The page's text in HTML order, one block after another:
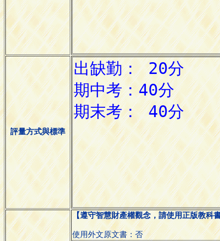
評量方式與標準
【遵守智慧財產權觀念，請使用正版教科
使用外文原文書：否